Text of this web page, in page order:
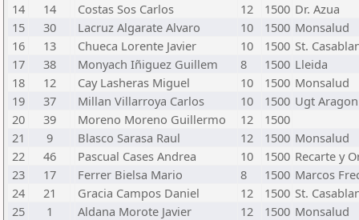
14
14 Costas Sos Carlos 12 1500 Dr. Azua
15
30 Lacruz Algarate Alvaro 10 1500 Monsalud
16
13 Chueca Lorente Javier 10 1500 St.
17
38 Monyach Iñiguez Guillem 8 1500 Lleida
18
12 Cay Lasheras Miguel 10 1500 Monsalud
19
37 Millan Villarroya Carlos 10 1500 Ugt Aragon
20
39 Moreno Moreno Guillermo 12
1500
21
9 Blasco Sarasa Raul 12 1500 Monsalud
22
46 Pascual Cases Andrea 10 1500 Recarte y
23
17 Ferrer Bielsa Mario 8 1500 Marcos
24
21 Gracia Campos Daniel 12 1500 St.
25
1 Aldana Morote Javier 12 1500 Monsalud